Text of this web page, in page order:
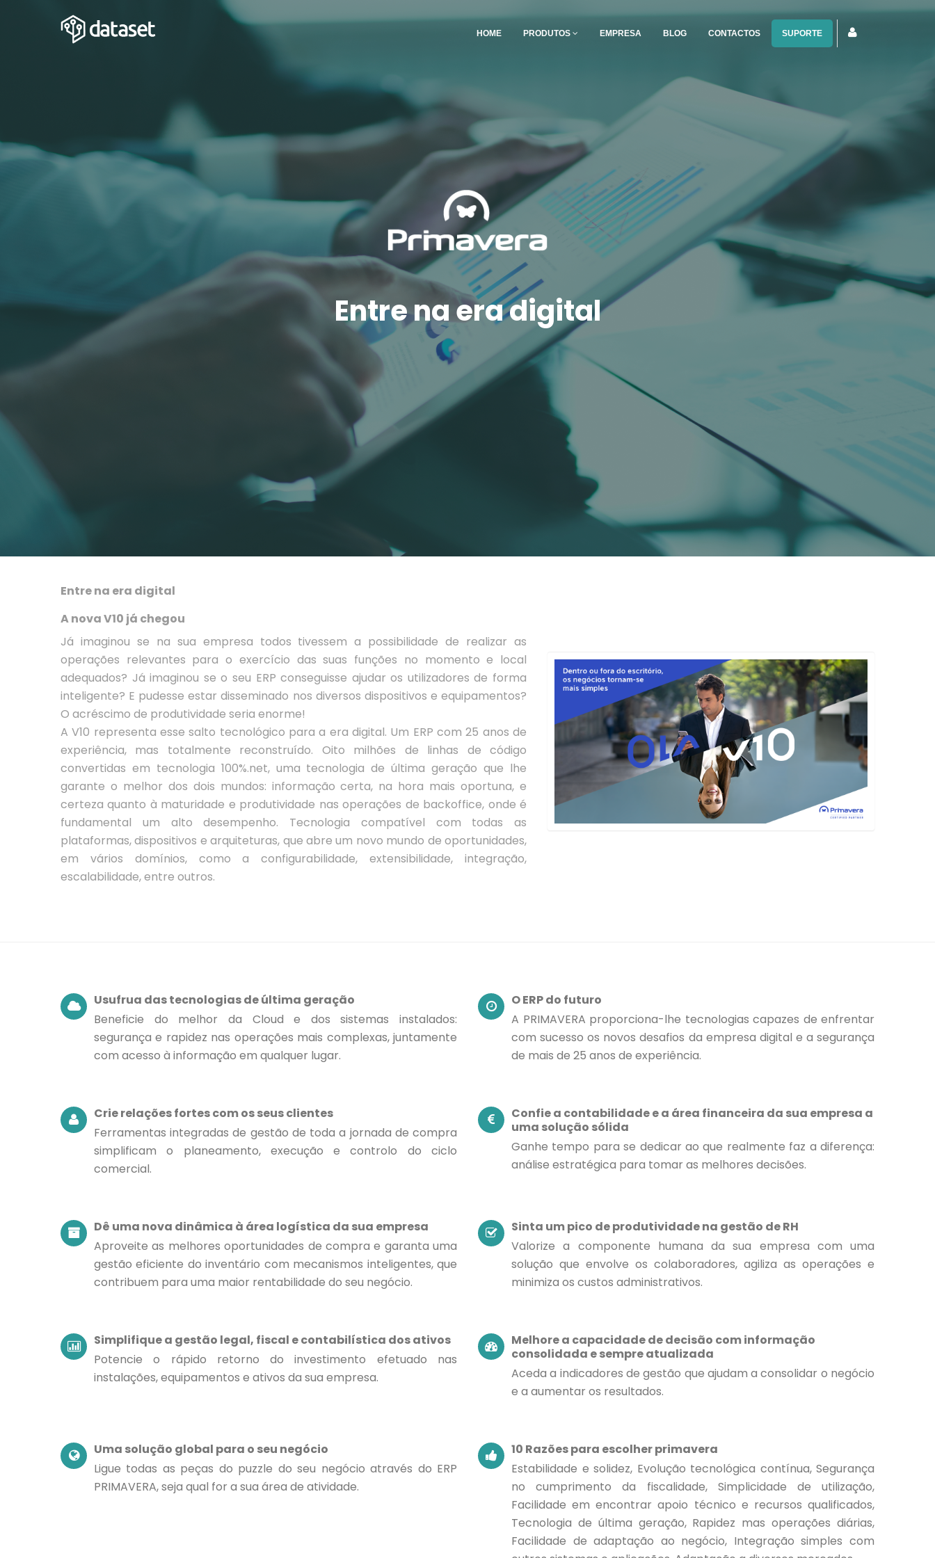
HOME PRODUTOS EMPRESA BLOG CONTACTOS SUPORTE
Entre na era digital
Entre na era digital
A nova V10 já chegou
Já imaginou se na sua empresa todos tivessem a possibilidade de realizar as
operações relevantes para o exercício das suas funções no momento e local
adequados? Já imaginou se o seu ERP conseguisse ajudar os utilizadores de forma
inteligente? E pudesse estar disseminado nos diversos dispositivos e equipamentos?
O acréscimo de produtividade seria enorme!
A V10 representa esse salto tecnológico para a era digital. Um ERP com 25 anos de
experiência, mas totalmente reconstruído. Oito milhões de linhas de código
convertidas em tecnologia 100%.net, uma tecnologia de última geração que lhe
garante o melhor dos dois mundos: informação certa, na hora mais oportuna, e
certeza quanto à maturidade e produtividade nas operações de backoffice, onde é
fundamental um alto desempenho. Tecnologia compatível com todas as
plataformas, dispositivos e arquiteturas, que abre um novo mundo de oportunidades,
em vários domínios, como a configurabilidade, extensibilidade, integração,
escalabilidade, entre outros.
Usufrua das tecnologias de última geração
Beneficie do melhor da Cloud e dos sistemas instalados:
segurança e rapidez nas operações mais complexas, juntamente
com acesso à informação em qualquer lugar.
O ERP do futuro
A PRIMAVERA proporciona-lhe tecnologias capazes de enfrentar
com sucesso os novos desafios da empresa digital e a segurança
de mais de 25 anos de experiência.
Crie relações fortes com os seus clientes
Ferramentas integradas de gestão de toda a jornada de compra
simplificam o planeamento, execução e controlo do ciclo
comercial.
Confie a contabilidade e a área financeira da sua empresa a
uma solução sólida
Ganhe tempo para se dedicar ao que realmente faz a diferença:
análise estratégica para tomar as melhores decisões.
Dê uma nova dinâmica à área logística da sua empresa
Aproveite as melhores oportunidades de compra e garanta uma
gestão eficiente do inventário com mecanismos inteligentes, que
contribuem para uma maior rentabilidade do seu negócio.
Sinta um pico de produtividade na gestão de RH
Valorize a componente humana da sua empresa com uma
solução que envolve os colaboradores, agiliza as operações e
minimiza os custos administrativos.
Simplifique a gestão legal, fiscal e contabilística dos ativos
Potencie o rápido retorno do investimento efetuado nas
instalações, equipamentos e ativos da sua empresa.
Melhore a capacidade de decisão com informação
consolidada e sempre atualizada
Aceda a indicadores de gestão que ajudam a consolidar o negócio
e a aumentar os resultados.
Uma solução global para o seu negócio
Ligue todas as peças do puzzle do seu negócio através do ERP
PRIMAVERA, seja qual for a sua área de atividade.
10 Razões para escolher primavera
Estabilidade e solidez, Evolução tecnológica contínua, Segurança
no cumprimento da fiscalidade, Simplicidade de utilização,
Facilidade em encontrar apoio técnico e recursos qualificados,
Tecnologia de última geração, Rapidez mas operações diárias,
Facilidade de adaptação ao negócio, Integração simples com